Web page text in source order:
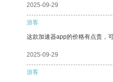
2025-09-29
游客
这款加速器app的价格有点贵，
2025-09-29
游客